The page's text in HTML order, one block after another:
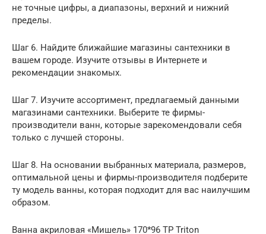
не точные цифры, а диапазоны, верхний и нижний
пределы.
Шаг 6. Найдите ближайшие магазины сантехники в
вашем городе. Изучите отзывы в Интернете и
рекомендации знакомых.
Шаг 7. Изучите ассортимент, предлагаемый данными
магазинами сантехники. Выберите те фирмы-
производители ванн, которые зарекомендовали себя
только с лучшей стороны.
Шаг 8. На основании выбранных материала, размеров,
оптимальной цены и фирмы-производителя подберите
ту модель ванны, которая подходит для вас наилучшим
образом.
Ванна акриловая «Мишель» 170*96 ТР Triton